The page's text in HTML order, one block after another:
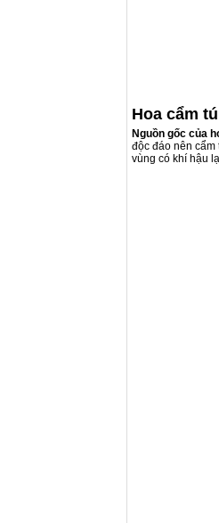
Hoa cẩm
Nguồn gốc của
độc đáo nên
vùng có khí hậu